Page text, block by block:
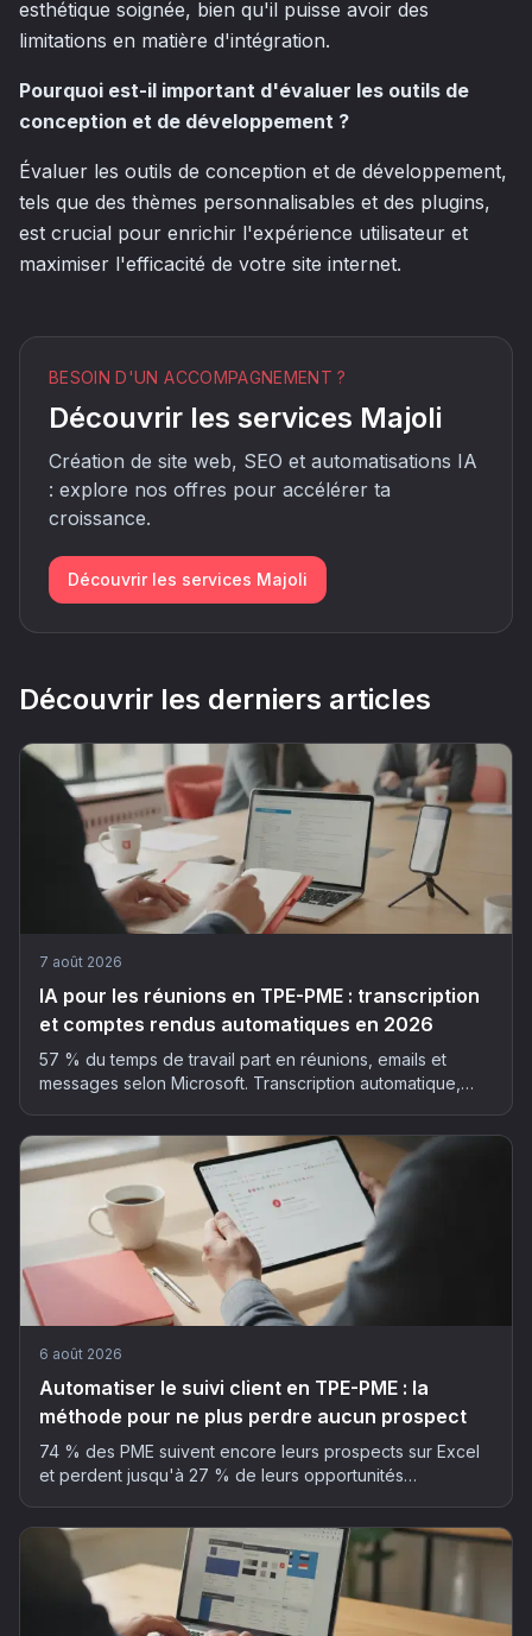
esthétique soignée, bien qu'il puisse avoir des
limitations en matière d'intégration.
Pourquoi est-il important d'évaluer les outils de
conception et de développement ?
Évaluer les outils de conception et de développement,
tels que des thèmes personnalisables et des plugins,
est crucial pour enrichir l'expérience utilisateur et
maximiser l'efficacité de votre site internet.
BESOIN D'UN ACCOMPAGNEMENT ?
Découvrir les services Majoli
Création de site web, SEO et automatisations IA
: explore nos offres pour accélérer ta
croissance.
Découvrir les services Majoli
Découvrir les derniers articles
7 août 2026
IA pour les réunions en TPE-PME : transcription
et comptes rendus automatiques en 2026
57 % du temps de travail part en réunions, emails et
messages selon Microsoft. Transcription automatique,
outils pour déployer l'IA dans vos réunions, sans faux pas
RGPD.
6 août 2026
Automatiser le suivi client en TPE-PME : la
méthode pour ne plus perdre aucun prospect
74 % des PME suivent encore leurs prospects sur Excel
et perdent jusqu'à 27 % de leurs opportunités
son suivi client sans y passer ses soirées.